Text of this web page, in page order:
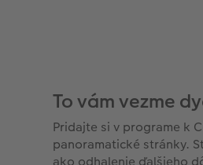
To vám vezme
Pridajte si v programe k
panoramatické stránky.